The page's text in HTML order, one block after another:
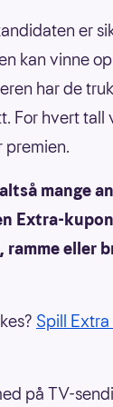
er
kan vinne
har de
For hvert tall
premien.
mange
Extra-
ramme eller
Spill
på TV-